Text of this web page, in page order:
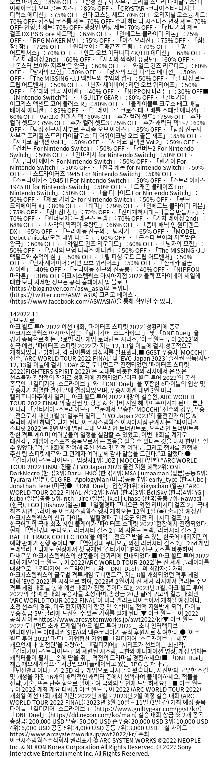
오브 아이즈」 : 85% OFF・「탐정 진구지 사부로 프리퀄 스토리 다이달로스: 디
어웨이크닝 오브 골든 재즈」 : 85% OFF・「CRYSTAR -크라이스타- 디지털
디럭스 에디션」 : 75% OFF- 산타 코스튬 세트: 70% OFF- 오리지널 코스튬 세트:
70% OFF- 커스텀 코스튬 세트: 70% OFF- 슈퍼 하타다 시스터즈 변장 세트: 70%
OFF- 인형탈 세트: 70% OFF- 행상인 변장 세트: 70% OFF・「칸다가와 제트
걸즈 DX PS Store 제트팩」 : 65% OFF・「인페르노 클라이머 리본」 : 75%
OFF・「RPG MAKER MV」 : 75% OFF・「이스 오리진」 : 75% OFF・「참!
참! 참!」 : 72% OFF・「원더보이 : 드래곤즈 트랩」 : 70% OFF ・「팡
어드벤처스」 : 70% OFF・「엔드 오브 이터니티 4K/HD 에디션」 : 65% OFF・
「가챠 레이싱 2nd」 : 60% OFF・「사막의 찍찍이 유랑단」 : 60% OFF・
「몬스터 보이와 저주받은 왕국」 : 60% OFF ・「와일드 건즈 리로디드」 : 60%
OFF・「냥자의 모험」 : 50% OFF ・「냥자의 모험 디럭스 에디션」 : 50%
OFF・「The MISSING -J.J 맥필드와 추억의 섬-」 : 50% OFF・「릴 피싱 로드
트립 어드벤처」 : 50% OFF・「닌자 세이비어 : 리턴 오브 워리어즈」 : 50%
OFF・「샨테와 일곱 사이렌」 : 40% OFF ・「NIPPON 마라톤」 : 30% OFF■
【Nintendo Switch™】・「GUILTY GEAR」 : 80% OFF・「길티기어
이그젝스 액센트 코어 플러스 R」 : 80% OFF・「블레이블루 크로스 태그 배틀
베이직 에디션」 : 85% OFF ・「블레이블루 크로스 태그 배틀 스페셜 에디션」 :
60% OFF - Ver.2.0 컨텐츠 팩 : 60% OFF - 추가 컬러 셋트1 : 75% OFF - 추가
컬러 셋트2 : 75% OFF - 추가 컬러 셋트3 : 75% OFF - 추가 캐릭터 팩1~7 : 60%
OFF・「탐정 진구지 사부로 프리즘 오브 아이즈」 : 85% OFF・「탐정 진구지
사부로 프리퀄 스토리 다이달로스: 디 어웨이크닝 오브 골든 재즈」 : 85% OFF・
「사이쿄 컬렉션 Vol.1」 : 50% OFF・「사이쿄 컬렉션 Vol.2」 : 50% OFF・
「건버드 For Nintendo Switch」 : 50% OFF・「건버드2 For Nintendo
Switch」 : 50% OFF・「건바리치 for Nintendo Switch」 : 50% OFF・
「사무라이 에이스 For Nintendo Switch」 : 50% OFF・「텐가이 For
Nintendo Switch」 : 50% OFF・「전국 캐논 for Nintendo Switch」 : 50%
OFF・「스트라이커즈 1945 For Nintendo Switch」 : 50% OFF・
「스트라이커즈 1945 II For Nintendo Switch」 : 50% OFF・「스트라이커즈
1945 III for Nintendo Switch」 : 50% OFF・「드래곤 블레이즈 For
Nintendo Switch」 : 50% OFF・「솔 디바이드 For Nintendo Switch」 :
50% OFF・「제로 거너 2- for Nintendo Switch」 : 50% OFF・「큐브
크리에이터 X」 : 80% OFF・「쉐피」 : 79% OFF・「인페르노 클라이머 리본」
: 75% OFF・「참! 참! 참!」 : 72% OFF・「신대개척시대 ~마을을 만들자~」 :
70% OFF ・「원더보이 : 드래곤즈 트랩」 : 70% OFF ・「가챠 레이싱 2nd」 :
68% OFF ・「사막의 찍찍이 유랑단」 : 66% OFF・「좀비 패닉 인 원더랜드
DX」 : 65% OFF ・「도라에몽 진구의 달 탐사기」 : 65% OFF・「MODEL
Debut #nicola/모델 데뷔 니콜라」 : 60% OFF ・「몬스터 보이와 저주받은
왕국」 : 60% OFF・「와일드 건즈 리로디드」 : 60% OFF・「냥자의 모험」 :
50% OFF ・「냥자의 모험 디럭스 에디션」 : 50% OFF・「The MISSING -J.J
맥필드와 추억의 섬-」 : 50% OFF・「릴 피싱 로드 트립 어드벤처」 : 50%
OFF・「닌자 세이비어 : 리턴 오브 워리어즈」 : 50% OFF・「샨테와 일곱
사이렌」 : 40% OFF・「도라에몽 진구의 신공룡」 : 40% OFF・「NIPPON
마라톤」 : 30% OFF아크시스템웍스 아시아지점 2022 블랙 프라이데이 세일에
대한 보다 자세한 정보는 공식 홈페이지 및 블로그
(https://blog.naver.com/asw_asia)와 트위터
(https://twitter.com/ASW_ASIA) 그리고 페이스북
(https://www.facebook.com/ASWASIA)을 통해 확인할 수 있다.
142022.11
#보도자료
아크 월드 투어 2022 예선 대회, ‘파이터즈 스피릿 2022’ 성황리에 종료
아크시스템웍스 아시아지점은 「길티기어 -스트라이브-」 및 「DNF Duel」을
경기 종목으로 하는 글로벌 격투게임 토너먼트 시리즈, ‘아크 월드 투어 2022’의
한국 예선, ‘파이터즈 스피릿 2022’가 지난 12, 13일 이틀에 걸쳐 성공적으로
개최되었다고 밝히며, 각 타이틀의 입상자를 발표했다.■ GGST 우승자 ‘MOCCHI’
선수, ‘ARC WORLD TOUR 2022 FINAL’ 및 ‘EVO Japan 2023’ 출전권 획득!지난
12, 13일 이틀에 걸쳐 1 DAY 오픈 토너먼트로 진행되었던 '파이터즈 스피릿
2022(FIGHTERS SPIRIT 2022)'은 국내를 비롯한 해외 각지에서 온 많은
선수들과 관람객의 참가로 성황리에 진행되었다.‘아크 월드 투어 2022’의 공식
종목인 「길티기어 -스트라이브-」와 「DNF Duel」을 포함한 6타이틀의 입상 및
우승자가 치열한 결전 끝에 결정되었으며, 우승자에겐 내년 3월 미국
캘리포니아주에서 열리는 아크 월드 투어 2022 대망의 결승전, ARC WORLD
TOUR 2022 FINAL의 출전권 및 항공 & 숙박비 지원 혜택이 주어지게 된다. 뿐만
아니라 「길티기어 -스트라이브-」 부문에서 우승한 ‘MOCCHI’ 선수의 경우, 우승
특전으로서 내년 3월 31일부터 열리는 ‘EVO Japan 2023’의 출전권과 이동 &
숙박비 지원 혜택을 받게 된다.아크시스템웍스 아시아지점 관계자는 “‘파이터즈
스피릿 2022’는 3년 만에 열린 국내 오프라인 토너먼트로, 오프라인 토너먼트를
향한 격투 게이머 여러분들의 열정을 실감할 수 있었고, 이번 대회를 계기로
대전격투 게임이 e스포츠 종목으로서 큰 호응을 얻을 수 있다는 것을 다시 한번 느낄
수 있었다.”며, “대회에 참여해 주신 선수 및 관객 여러분, 그리고 행사를 진행해
주신 팀 스피릿제로와 그 관계자 여러분께 감사 말씀을 드린다.”고 말했다.●
「길티기어 -스트라이브-」 입상자1위: JOZ | MOCCHI (일본) *ARC WORLD
TOUR 2022 FINAL 진출 / EVO Japan 2023 출전 지원 혜택2위: ONi |
DarkNecro (한국)3위: Daru_I-NO (한국)4위: MSA | umaaman (일본)공동 5위:
Tyurara (일본), CLG RB | ApologyMan (미국)공동 7위: early_type (한국), bc |
Jonathan Tene (미국)● 「DNF Duel」 입상자1위: kikyochan (일본) *ARC
WORLD TOUR 2022 FINAL 진출2위: NAVI (한국)3위: BellSky (한국)4위: YG |
kubo (일본)공동 5위: Nth | Jiro (일본), [k.c] | Chase (한국)공동 7위: Rawadi
(한국), EGO | Hishow (일본)■ 「열혈경파 쿠니오군 외전 리버시티 걸즈 2」 국내
최초 시연 플레이 등 아크시스템웍스 행사 개최오는 12월 1일 (목) 출시될 예정인
아크시스템웍스의 신규 타이틀 「열혈경파 쿠니오군 외전 리버시티 걸즈 2」
한국어판의 국내 최초 시연 플레이가 ‘파이터즈 스피릿 2022’ 현장에서 진행되었다.
현재 「열혈경파 쿠니오군 리버시티 걸즈 2」의 사운드 트랙, ‘리버시티 걸즈 2
BATTLE TRACK COLLECTION’을 예약 특전으로 받을 수 있는 한국어 패키지판의
예약 판매가 진행 중이다.▼ 「열혈경파 쿠니오군 외전 리버시티 걸즈 2」 2nd 게임
트레일러그 밖에도 현장에서 첫 공개된 ‘길티기어’ IP의 신규 굿즈를 비롯하여
다채로운 아크시스템웍스의 상품들이 인기리에 판매되었다.■ 아크 월드 투어 2022
대회 개요‘아크 월드 투어 2022(ARC WORLD TOUR 2022)’는 전 세계 플레이어를
대상으로 「길티기어 -스트라이브-」와 「DNF Duel」의 최강자를 가리는
아크시스템웍스의 글로벌 격투게임 토너먼트로, 지난 8월 개최되었던 격투 게임
대회 ‘EVO 2022’를 시작으로 하여, 2023년 2월까지 전 세계 각지에서 열리는 주요
격투 게임 대회를 통해 예선 대회가 진행 중이다.또한 2023년 3월, 아크 월드 투어
2022의 각 예선 대회 우승자를 초청하여, 총상금 20만 달러 규모의 결승 대회인
‘ARC WORLD TOUR 2022 FINAL’이 미국 캘리포니아주에서 개최될 예정이다.
초청 선수의 경우, 미국 현지까지의 항공 및 숙박비를 전액 지원받게 되며, 타이틀
우승 상금 5만 달러에 도전할 수 있는 기회를 얻게 된다.▼ 아크 월드 투어 2022
공식 사이트https://www.arcsystemworks.jp/awt2022/kr▼ 아크 월드 투어
2022 토너먼트 소개 트레일러아크 월드 투어 2022는 소니 인터랙티브
엔터테인먼트 아메리카(SIEA)와 넥슨코리아가 공식 후원사로 참여한다.● ‘아크
월드 투어 2022’ 파트너 기업협찬 기업■ 「길티기어 -스트라이브-」 제품
개요언제나 ‘최첨단’을 자랑하는 『길티기어』 시리즈가 선보이는 최신작,
「길티기어 -스트라이브-」의 세련된 시스템, 극한의 애니메이션 영상, 개성 넘치는
캐릭터들이 펼치는 손에 땀을 쥐는 격전의 드라마를 경험하세요!■ 「DNF Duel」
제품 개요세계적으로 사랑받으며 플레이되고 있는 RPG 중 하나로,
『던전앤파이터』가 2.5D 격투 게임으로 다시 돌아왔습니다. 자신만의 고유한 스킬
및 개성을 가진 16개의 매력적인 캐릭터 중에서 선택하여 플레이하세요. 적들을
전략, 기술, 또는 단순 힘으로 밀어붙여 극의의 달인에 도달하세요! ■ 아크 월드
투어 2022 개최 개요 대회명 아크 월드 투어 2022 (ARC WORLD TOUR 2022)
개최일 예선 대회 개최 기간: 2022년 8월 ~ 2023년 2월 예정 결승 대회 (ARC
WORLD TOUR 2022 FINAL): 2023년 3월 10일 ~ 11일 (2일 간) 개최 예정 종목
타이틀 「길티기어 -스트라이브-」 (https://www.guiltygear.com/ggst/kr/)
「DNF Duel」 (https://dd.nexon.com/ko/main) 결승 대회 상금 ※ 2개 종목
총상금: 200,000 USD 우승: 50,000 USD 준우승: 20,000 USD 3위: 10,000 USD
4위: 6,000 USD 공동 5위: 4,000 USD 공동 7위: 3,000 USD 특설 사이트
https://www.arcsystemworks.jp/awt2022/kr/ 주최
아크시스템웍스주식회사 권리표기 © ARC SYSTEM WORKS ©2022 NEOPLE
Inc. & NEXON Korea Corporation All Rights Reserved. © 2022 Sony
Interactive Entertainment Inc. All Rights Reserved.